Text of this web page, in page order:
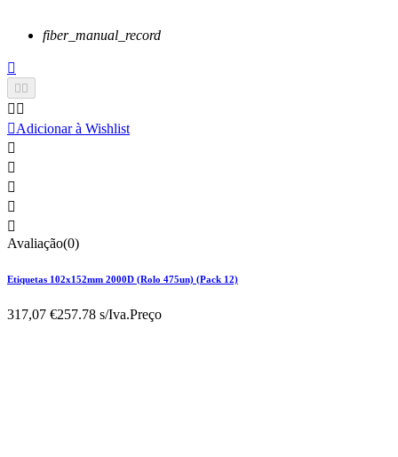
fiber_manual_record


 
Adicionar à Wishlist





Avaliação(0)
Etiquetas 102x152mm 2000D (Rolo 475un) (Pack 12)
317,07 €257.78 s/Iva.Preço